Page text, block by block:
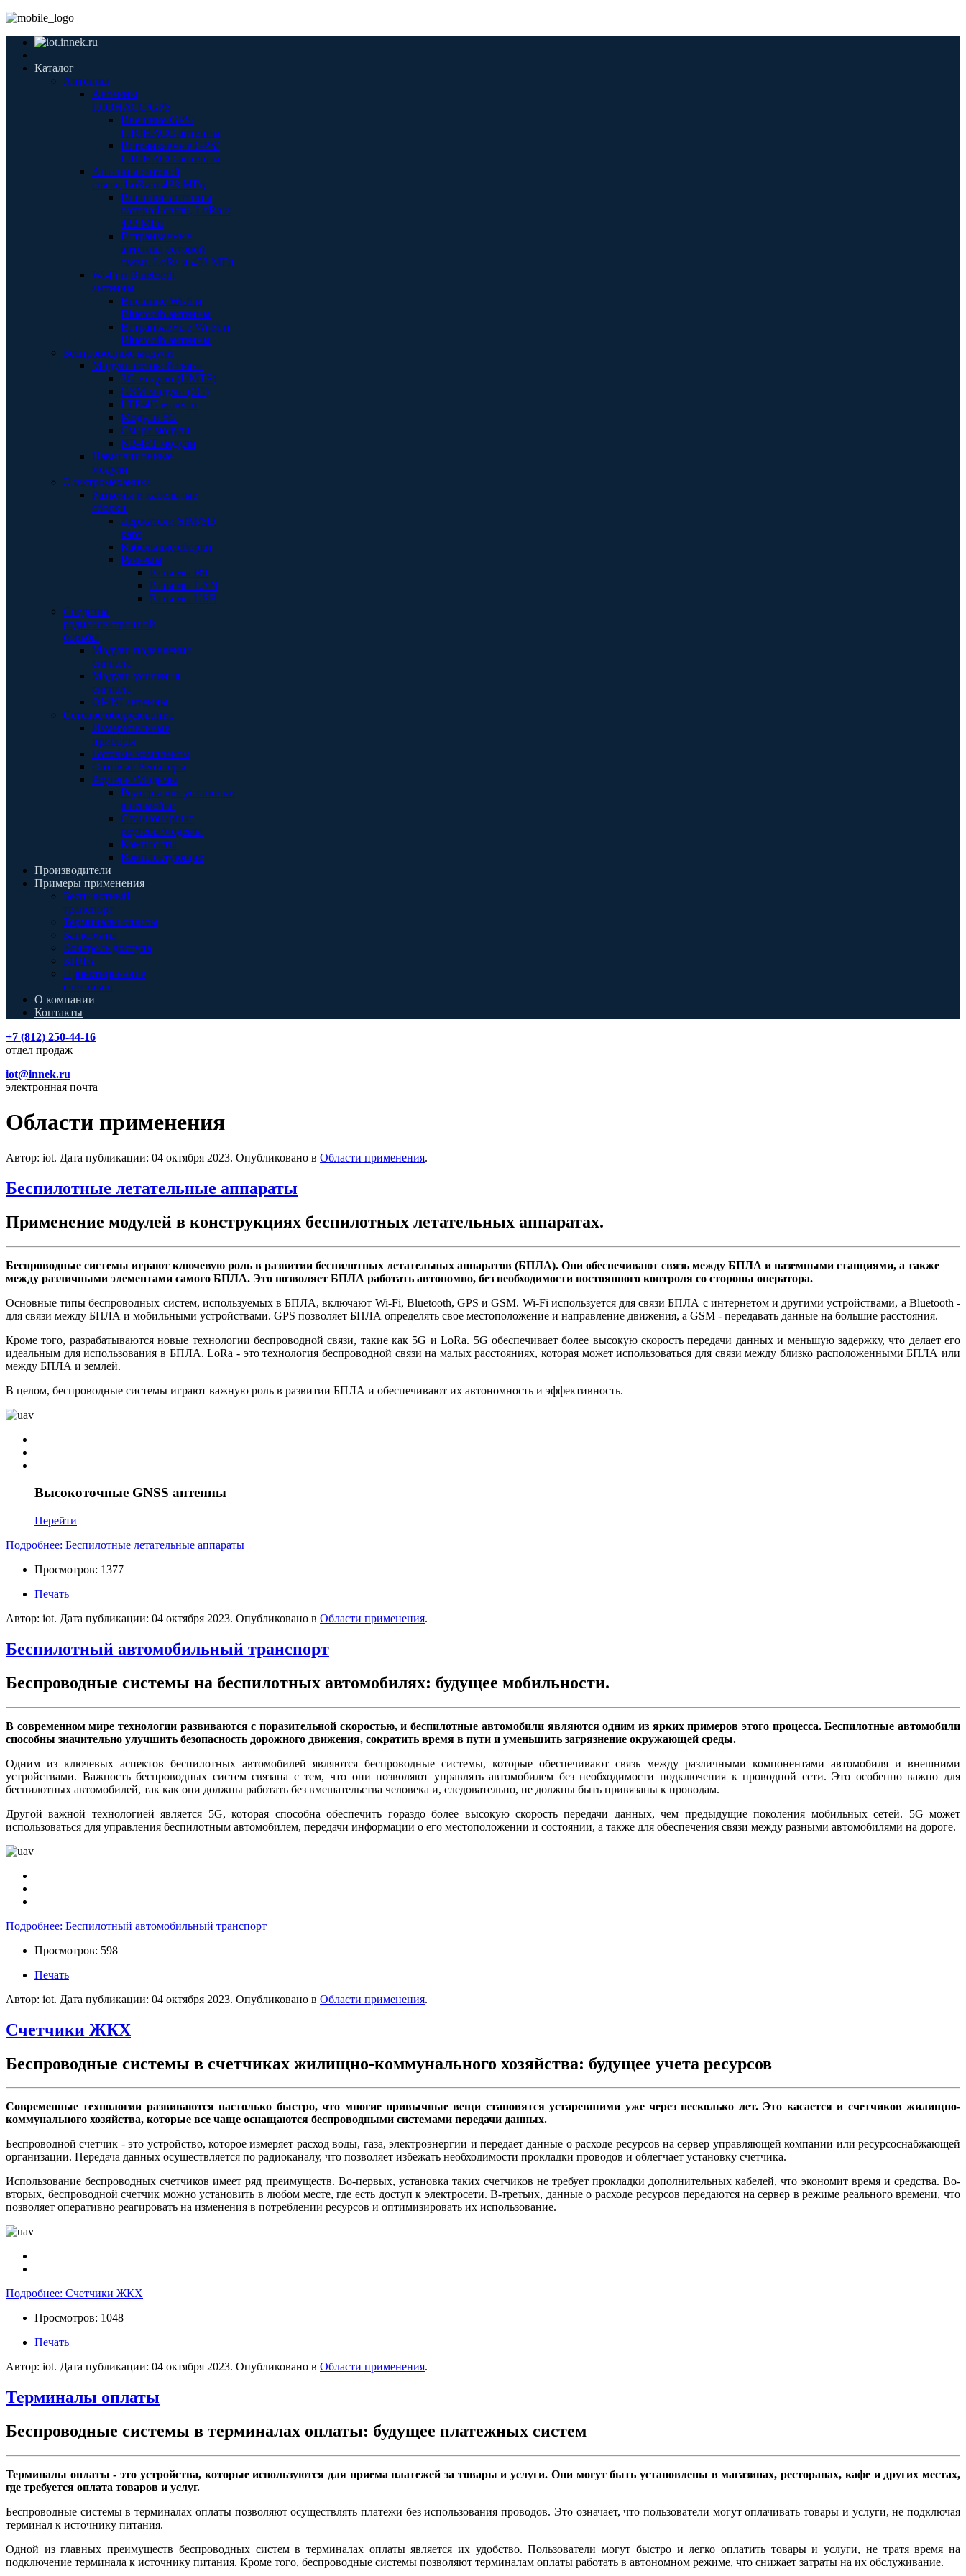
Каталог
Антенны
Антенны
ГЛОНАСС/GPS
Внешние GPS/
ГЛОНАСС антенны
Встраиваемые GPS/
ГЛОНАСС антенны
Антенны сотовой
связи, LoRa и 433 МГц
Внешние антенны
сотовой связи, LoRa и
433 МГц
Встраиваемые
антенны сотовой
связи, LoRa и 433 МГц
Wi-Fi и Bluetooth
антенны
Внешние Wi-fi и
Bluetooth антенны
Встраиваемые Wi-Fi и
Bluetooth антенны
Беспроводные модули
Модули сотовой связи
3G модули (UMTS)
GSM модули (2G)
LTE/4G модули
Модули 5G
Смарт модули
NB-IoT модули
Навигационные
модули
Электромеханика
Разъемы и кабельные
сборки
Держатели SIM/SD
карт
Кабельные сборки
Разъемы
Разъемы ВЧ
Разъемы LAN
Разъемы USB
Средства
радиоэлектронной
борьбы
Модули подавления
сигнала
Модули усиления
сигнала
OMNI антенны
Сетевое оборудование
Измерительные
приборы
Готовые комплекты
Сотовые Репитеры
Роутеры/Модемы
Роутеры для установки
в гермобкс
Стационарные
роутеры/модемы
Комплекты
Комплектующие
Производители
Примеры применения
Беспилотный
транспорт
Терминалы оплаты
Банкоматы
Контроль доступа
БПЛА
Проектирование
счетчиков
О компании
Контакты
+7 (812) 250-44-16
отдел продаж
iot@innek.ru
электронная почта
Области применения
Автор: iot. Дата публикации: 04 октября 2023. Опубликовано в Области применения.
Беспилотные летательные аппараты
Применение модулей в конструкциях беспилотных летательных аппаратах.
Беспроводные системы играют ключевую роль в развитии беспилотных летательных аппаратов (БПЛА). Они обеспечивают связь между БПЛА и наземными станциями, а также
между различными элементами самого БПЛА. Это позволяет БПЛА работать автономно, без необходимости постоянного контроля со стороны оператора.
Основные типы беспроводных систем, используемых в БПЛА, включают Wi-Fi, Bluetooth, GPS и GSM. Wi-Fi используется для связи БПЛА с интернетом и другими устройствами, а Bluetooth -
для связи между БПЛА и мобильными устройствами. GPS позволяет БПЛА определять свое местоположение и направление движения, а GSM - передавать данные на большие расстояния.
Кроме того, разрабатываются новые технологии беспроводной связи, такие как 5G и LoRa. 5G обеспечивает более высокую скорость передачи данных и меньшую задержку, что делает его
идеальным для использования в БПЛА. LoRa - это технология беспроводной связи на малых расстояниях, которая может использоваться для связи между близко расположенными БПЛА или
между БПЛА и землей.
В целом, беспроводные системы играют важную роль в развитии БПЛА и обеспечивают их автономность и эффективность.
Высокоточные GNSS антенны
Перейти
Подробнее: Беспилотные летательные аппараты
Просмотров: 1377
Печать
Автор: iot. Дата публикации: 04 октября 2023. Опубликовано в Области применения.
Беспилотный автомобильный транспорт
Беспроводные системы на беспилотных автомобилях: будущее мобильности.
В современном мире технологии развиваются с поразительной скоростью, и беспилотные автомобили являются одним из ярких примеров этого процесса. Беспилотные автомобили
способны значительно улучшить безопасность дорожного движения, сократить время в пути и уменьшить загрязнение окружающей среды.
Одним из ключевых аспектов беспилотных автомобилей являются беспроводные системы, которые обеспечивают связь между различными компонентами автомобиля и внешними
устройствами. Важность беспроводных систем связана с тем, что они позволяют управлять автомобилем без необходимости подключения к проводной сети. Это особенно важно для
беспилотных автомобилей, так как они должны работать без вмешательства человека и, следовательно, не должны быть привязаны к проводам.
Другой важной технологией является 5G, которая способна обеспечить гораздо более высокую скорость передачи данных, чем предыдущие поколения мобильных сетей. 5G может
использоваться для управления беспилотным автомобилем, передачи информации о его местоположении и состоянии, а также для обеспечения связи между разными автомобилями на дороге.
Подробнее: Беспилотный автомобильный транспорт
Просмотров: 598
Печать
Автор: iot. Дата публикации: 04 октября 2023. Опубликовано в Области применения.
Счетчики ЖКХ
Беспроводные системы в счетчиках жилищно-коммунального хозяйства: будущее учета ресурсов
Современные технологии развиваются настолько быстро, что многие привычные вещи становятся устаревшими уже через несколько лет. Это касается и счетчиков жилищно-
коммунального хозяйства, которые все чаще оснащаются беспроводными системами передачи данных.
Беспроводной счетчик - это устройство, которое измеряет расход воды, газа, электроэнергии и передает данные о расходе ресурсов на сервер управляющей компании или ресурсоснабжающей
организации. Передача данных осуществляется по радиоканалу, что позволяет избежать необходимости прокладки проводов и облегчает установку счетчика.
Использование беспроводных счетчиков имеет ряд преимуществ. Во-первых, установка таких счетчиков не требует прокладки дополнительных кабелей, что экономит время и средства. Во-
вторых, беспроводной счетчик можно установить в любом месте, где есть доступ к электросети. В-третьих, данные о расходе ресурсов передаются на сервер в режиме реального времени, что
позволяет оперативно реагировать на изменения в потреблении ресурсов и оптимизировать их использование.
Подробнее: Счетчики ЖКХ
Просмотров: 1048
Печать
Автор: iot. Дата публикации: 04 октября 2023. Опубликовано в Области применения.
Терминалы оплаты
Беспроводные системы в терминалах оплаты: будущее платежных систем
Терминалы оплаты - это устройства, которые используются для приема платежей за товары и услуги. Они могут быть установлены в магазинах, ресторанах, кафе и других местах,
где требуется оплата товаров и услуг.
Беспроводные системы в терминалах оплаты позволяют осуществлять платежи без использования проводов. Это означает, что пользователи могут оплачивать товары и услуги, не подключая
терминал к источнику питания.
Одной из главных преимуществ беспроводных систем в терминалах оплаты является их удобство. Пользователи могут быстро и легко оплатить товары и услуги, не тратя время на
подключение терминала к источнику питания. Кроме того, беспроводные системы позволяют терминалам оплаты работать в автономном режиме, что снижает затраты на их обслуживание.